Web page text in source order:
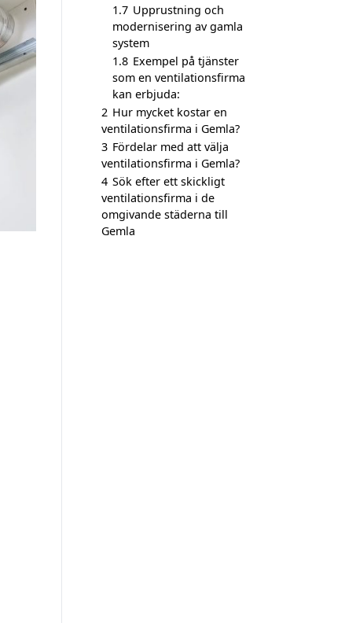
1.7 Upprustning och
modernisering av gamla
system
1.8 Exempel på tjänster
som en ventilationsfirma
kan erbjuda:
2 Hur mycket kostar en
ventilationsfirma i Gemla?
3 Fördelar med att välja
ventilationsfirma i Gemla?
4 Sök efter ett skickligt
ventilationsfirma i de
omgivande städerna till
Gemla